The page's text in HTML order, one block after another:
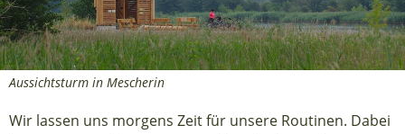
Aussichtsturm in Mescherin
Wir lassen uns morgens Zeit für unsere Routinen. Dabei